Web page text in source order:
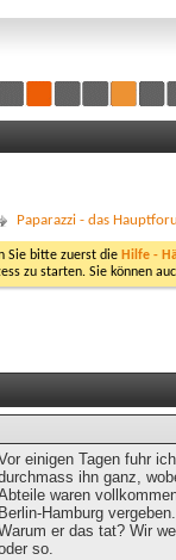
Paparazzi - das
Sie bitte zuerst die Hilfe -
zu starten. Sie können
einigen Tagen fuhr
ihn ganz,
waren
Berlin-Hamburg
er das tat? Wir
so.